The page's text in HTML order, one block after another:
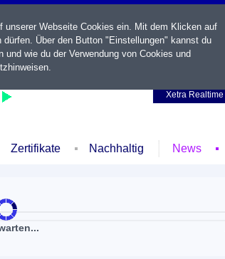
Xetra Realtime
Zertifikate Nachhaltig News
Webseite Cookies ein. Mit dem Klicken auf
Über den Button "Einstellungen" kannst du
wie du der Verwendung von Cookies und
.